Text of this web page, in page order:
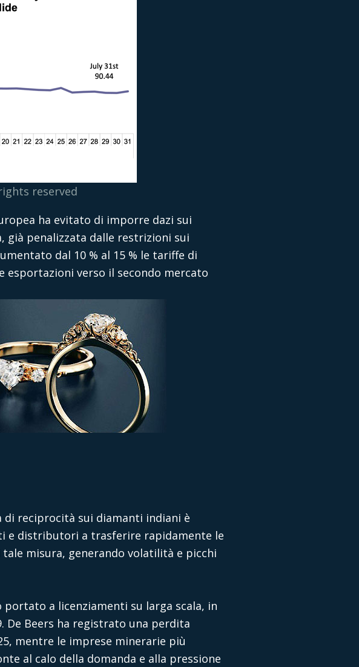
reserved
ha evitato di imporre dazi sui
già penalizzata dalle restrizioni sui
dal 10 % al 15 % le tariffe di
verso il secondo mercato
reciprocità sui diamanti indiani è
e distributori a trasferire rapidamente le
misura, generando volatilità e picchi
a licenziamenti su larga scala, in
De Beers ha registrato una perdita
mentre le imprese minerarie più
al calo della domanda e alla pressione